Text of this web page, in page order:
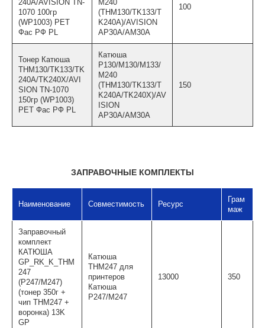
240A/AVISION TN-
1070 100гр
(WP1003) PET
Фас РФ PL
M240
(THM130/TK133/T
K240A)/AVISION
AP30A/AM30A
100
Тонер Катюша
THM130/TK133/TK
240A/TK240X/AVI
SION TN-1070
150гр (WP1003)
PET Фас РФ PL
Катюша
P130/M130/M133/
M240
(THM130/TK133/T
K240A/TK240X)/AV
ISION
AP30A/AM30A
150
ЗАПРАВОЧНЫЕ КОМПЛЕКТЫ
Наименование Совместимость Ресурс
Грам
маж
Заправочный
комплект
КАТЮША
GP_RK_K_THМ
247
(P247/M247)
(тонер 350г +
чип THM247 +
воронка) 13K
GP
Катюша
THМ247 для
принтеров
Катюша
P247/M247
13000 350